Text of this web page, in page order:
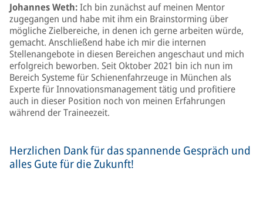
Johannes Weth:Ich bin zunächst auf meinen Mentor
zugegangen und habe mit ihm ein Brainstorming über
mögliche Zielbereiche, in denen ich gerne arbeiten würde,
gemacht. Anschließend habe ich mir die internen
Stellenangebote in diesen Bereichen angeschaut und mich
erfolgreich beworben. Seit Oktober 2021 bin ich nun im
Bereich Systeme für Schienenfahrzeuge in München als
Experte für Innovationsmanagement tätig und profitiere
auch in dieser Position noch von meinen Erfahrungen
während der Traineezeit.
Herzlichen Dank für das spannende Gespräch und
alles Gute für die Zukunft!